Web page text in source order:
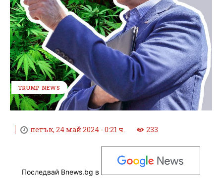
TRUMP NEWS
петък, 24 май 2024 - 0:21 ч. 233
Последвай Bnews.bg в